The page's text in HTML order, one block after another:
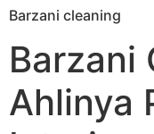
Skip
content
Barzani cleaning
Barzani
Ahlinya